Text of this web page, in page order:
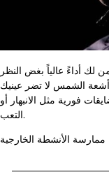
لك أداءً عالياً بغض النظر
أشعة الشمس لا تضر عينيك
فورية مثل الانبهار أو
التعب.